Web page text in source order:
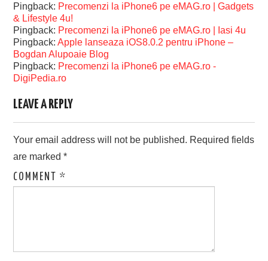
Pingback: Precomenzi la iPhone6 pe eMAG.ro | Gadgets
& Lifestyle 4u!
Pingback: Precomenzi la iPhone6 pe eMAG.ro | Iasi 4u
Pingback:Apple lanseaza iOS8.0.2 pentru iPhone –
Bogdan Alupoaie Blog
Pingback: Precomenzi la iPhone6 pe eMAG.ro -
DigiPedia.ro
LEAVE A REPLY
Your email address will not be published. Required fields
are marked*
COMMENT*